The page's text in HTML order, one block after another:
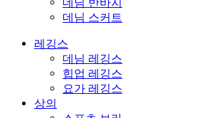
데님 반바지
데님 스커트
레깅스
데님 레깅스
힙업 레깅스
요가 레깅스
상의